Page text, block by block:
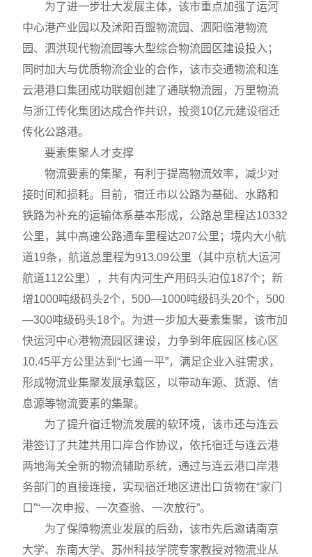
为了进一步壮大发展主体，该市重点加强了运河
中心港产业园以及沭阳百盟物流园、泗阳临港物流
园、泗洪现代物流园等大型综合物流园区建设投入；
同时加大与优质物流企业的合作，该市交通物流和连
云港港口集团成功联姻创建了通联物流园，万里物流
与浙江传化集团达成合作共识，投资10亿元建设宿迁
传化公路港。
要素集聚人才支撑
物流要素的集聚，有利于提高物流效率，减少对
接时间和损耗。目前，宿迁市以公路为基础、水路和
铁路为补充的运输体系基本形成，公路总里程达10332
公里，其中高速公路通车里程达207公里；境内大小航
道19条，航道总里程为913.09公里（其中京杭大运河
航道112公里），共有内河生产用码头泊位187个；新
增1000吨级码头2个，500—1000吨级码头20个，500
—300吨级码头18个。为进一步加大要素集聚，该市加
快运河中心港物流园区建设，力争到年底园区核心区
10.45平方公里达到“七通一平”，满足企业入驻需求，
形成物流业集聚发展承载区，以带动车源、货源、信
息源等物流要素的集聚。
为了提升宿迁物流发展的软环境，该市还与连云
港签订了共建共用口岸合作协议，依托宿迁与连云港
两地海关全新的物流辅助系统，通过与连云港口岸港
务部门的直接连接，实现宿迁地区进出口货物在“家门
口”“一次申报、一次查验、一次放行”。
为了保障物流业发展的后劲，该市先后邀请南京
大学、东南大学、苏州科技学院专家教授对物流业从